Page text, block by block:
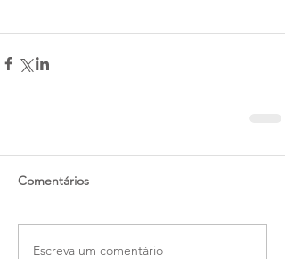
Comentários
Escreva um comentário